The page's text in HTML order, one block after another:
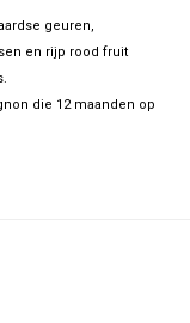
geuren,
en rijp rood fruit
die 12 maanden op